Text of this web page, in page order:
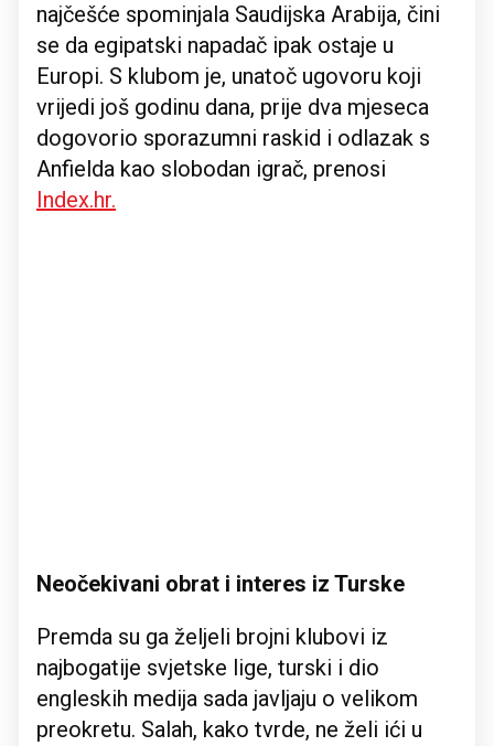
najčešće spominjala Saudijska Arabija, čini
se da egipatski napadač ipak ostaje u
Europi. S klubom je, unatoč ugovoru koji
vrijedi još godinu dana, prije dva mjeseca
dogovorio sporazumni raskid i odlazak s
Anfielda kao slobodan igrač, prenosi
Index.hr.
Neočekivani obrat i interes iz Turske
Premda su ga željeli brojni klubovi iz
najbogatije svjetske lige, turski i dio
engleskih medija sada javljaju o velikom
preokretu. Salah, kako tvrde, ne želi ići u